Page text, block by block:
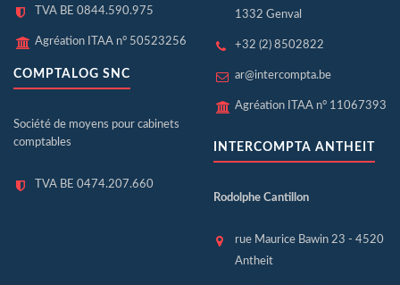
TVA BE 0844.590.975
Agréation ITAA n° 50523256
COMPTALOG SNC
Société de moyens pour cabinets
comptables
TVA BE 0474.207.660
1332 Genval
+32 (2) 8502822
ar@intercompta.be
Agréation ITAA n° 11067393
INTERCOMPTA ANTHEIT
Rodolphe Cantillon
rue Maurice Bawin 23 - 4520
Antheit